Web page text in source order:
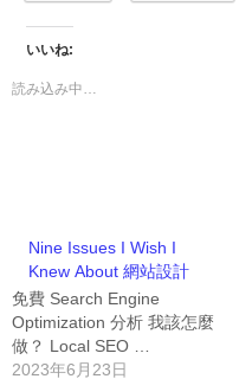
いいね:
読み込み中…
Nine Issues I Wish I
Knew About 網站設計
免費 Search Engine
Optimization 分析 我該怎麼
做？ Local SEO …
2023年6月23日